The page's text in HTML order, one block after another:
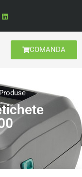
COMANDA
Produse